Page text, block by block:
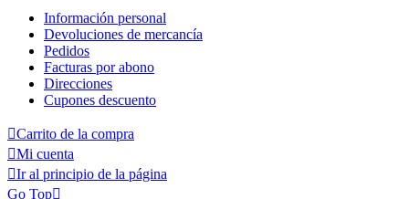
Información personal
Devoluciones de mercancía
Pedidos
Facturas por abono
Direcciones
Cupones descuento
Carrito de la compra
Mi cuenta
Ir al principio de la página
Go Top